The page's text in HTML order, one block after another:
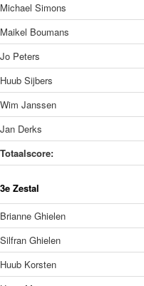
Michael Simons
Maikel Boumans
Jo Peters
Huub Sijbers
Wim Janssen
Jan Derks
Totaalscore:
3e Zestal
Brianne Ghielen
Silfran Ghielen
Huub Korsten